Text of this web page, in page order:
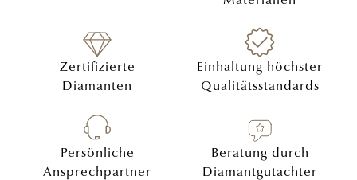
Zertifizierte
Diamanten
Einhaltung höchster
Qualitätsstandards
Persönliche
Ansprechpartner
Beratung durch
Diamantgutachter